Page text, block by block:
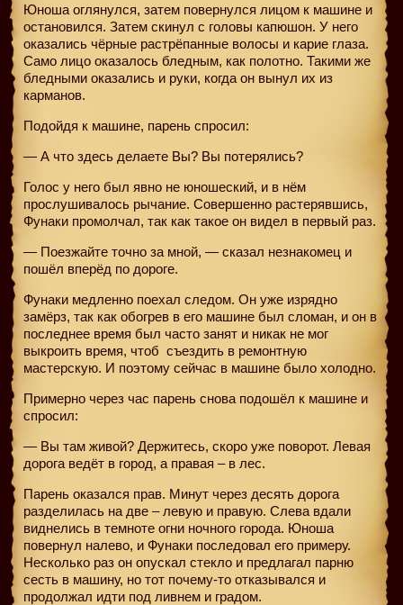
Юноша оглянулся, затем повернулся лицом к машине и
остановился. Затем скинул с головы капюшон. У него
оказались чёрные растрёпанные волосы и карие глаза.
Само лицо оказалось бледным, как полотно. Такими же
бледными оказались и руки, когда он вынул их из
карманов.
Подойдя к машине, парень спросил:
— А что здесь делаете Вы? Вы потерялись?
Голос у него был явно не юношеский, и в нём
прослушивалось рычание. Совершенно растерявшись,
Фунаки промолчал, так как такое он видел в первый раз.
— Поезжайте точно за мной, — сказал незнакомец и
пошёл вперёд по дороге.
Фунаки медленно поехал следом. Он уже изрядно
замёрз, так как обогрев в его машине был сломан, и он в
последнее время был часто занят и никак не мог
выкроить время, чтоб съездить в ремонтную
мастерскую. И поэтому сейчас в машине было холодно.
Примерно через час парень снова подошёл к машине и
спросил:
— Вы там живой? Держитесь, скоро уже поворот. Левая
дорога ведёт в город, а правая – в лес.
Парень оказался прав. Минут через десять дорога
разделилась на две – левую и правую. Слева вдали
виднелись в темноте огни ночного города. Юноша
повернул налево, и Фунаки последовал его примеру.
Несколько раз он опускал стекло и предлагал парню
сесть в машину, но тот почему-то отказывался и
продолжал идти под ливнем и градом.